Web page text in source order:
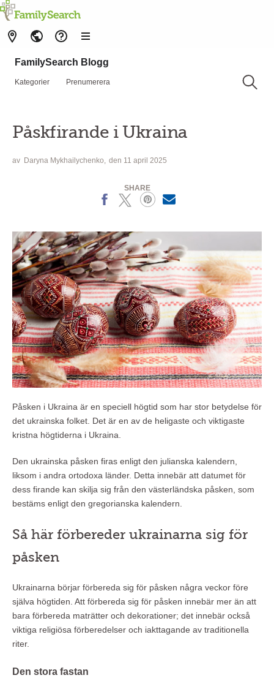
FamilySearch Blogg
Kategorier Prenumerera
Påskfirande i Ukraina
av Daryna Mykhailychenko den 11 april 2025
SHARE
X
Påsken i Ukraina är en speciell högtid som har stor betydelse för
det ukrainska folket. Det är en av de heligaste och viktigaste
kristna högtiderna i Ukraina.
Den ukrainska påsken firas enligt den julianska kalendern,
liksom i andra ortodoxa länder. Detta innebär att datumet för
dess firande kan skilja sig från den västerländska påsken, som
bestäms enligt den gregorianska kalendern.
Så här förbereder ukrainarna sig för
påsken
Ukrainarna börjar förbereda sig för påsken några veckor före
själva högtiden. Att förbereda sig för påsken innebär mer än att
bara förbereda maträtter och dekorationer; det innebär också
viktiga religiösa förberedelser och iakttagande av traditionella
riter.
Den stora fastan